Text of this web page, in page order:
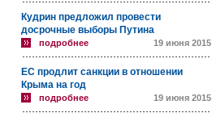
Кудрин предложил провести
досрочные выборы Путина
подробнее 19 июня 2015
ЕС продлит санкции в отношении
Крыма на год
подробнее 19 июня 2015